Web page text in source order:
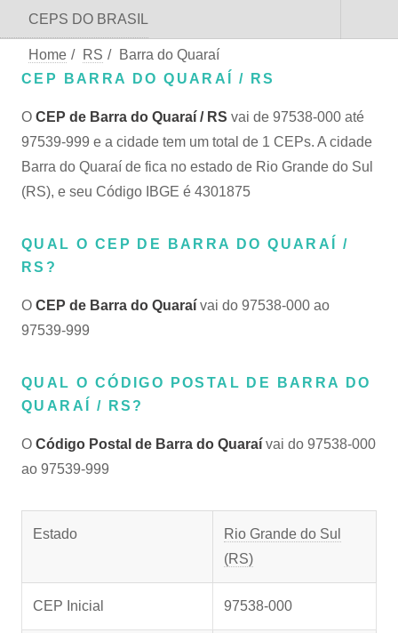
CEPS DO BRASIL
Home / RS /
Barra do Quaraí
CEP BARRA DO QUARAÍ / RS
O CEP de Barra do Quaraí / RS vai de 97538-000 até
97539-999 e a cidade tem um total de 1 CEPs. A cidade
Barra do Quaraí de fica no estado de Rio Grande do Sul
(RS), e seu Código IBGE é 4301875
QUAL O CEP DE BARRA DO QUARAÍ /
RS?
O CEP de Barra do Quaraí vai do 97538-000 ao
97539-999
QUAL O CÓDIGO POSTAL DE BARRA DO
QUARAÍ / RS?
O Código Postal de Barra do Quaraí vai do 97538-000
ao 97539-999
Estado
Rio Grande do Sul
(RS)
CEP Inicial 97538-000